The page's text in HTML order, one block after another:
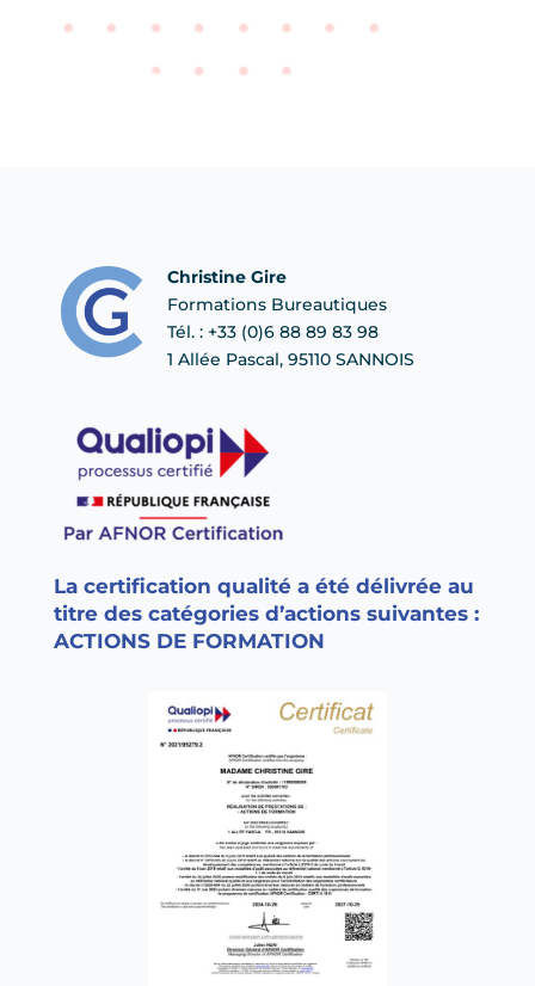
Christine Gire
Formations Bureautiques
Tél. : +33 (0)6 88 89 83 98
1 Allée Pascal, 95110 SANNOIS
La certification qualité a été délivrée au
titre des catégories d’actions suivantes :
ACTIONS DE FORMATION